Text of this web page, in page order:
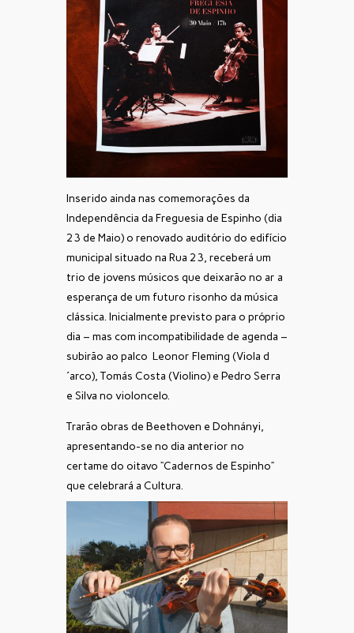
Inserido ainda nas comemorações da
Independência da Freguesia de Espinho (dia
23 de Maio) o renovado auditório do edifício
municipal situado na Rua 23, receberá um
trio de jovens músicos que deixarão no ar a
esperança de um futuro risonho da música
clássica. Inicialmente previsto para o próprio
dia – mas com incompatibilidade de agenda –
subirão ao palco Leonor Fleming (Viola d
´arco), Tomás Costa (Violino) e Pedro Serra
e Silva no violoncelo.
Trarão obras de Beethoven e Dohnányi,
apresentando-se no dia anterior no
certame do oitavo “Cadernos de Espinho”
que celebrará a Cultura.